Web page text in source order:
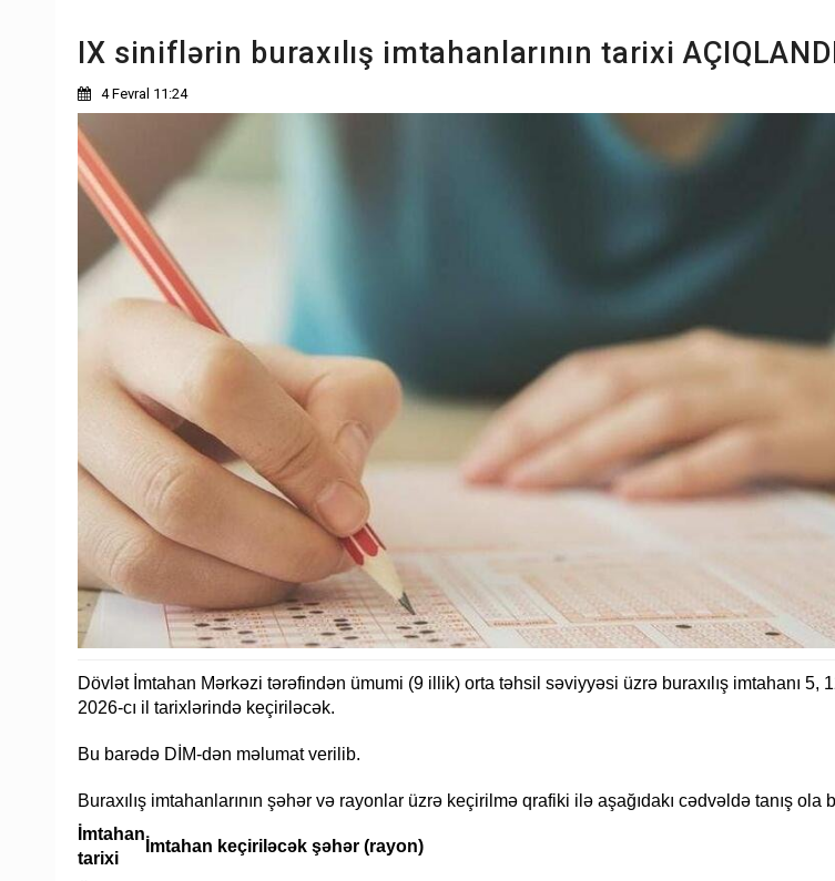
IX siniflərin buraxılış imtahanlarının tarixi AÇIQLANDI
4 Fevral 11:24
Dövlət İmtahan Mərkəzi tərəfindən ümumi (9 illik) orta təhsil səviyyəsi üzrə buraxılış imtahanı 5,
2026-cı il tarixlərində keçiriləcək.
Bu barədə DİM-dən məlumat verilib.
Buraxılış imtahanlarının şəhər və rayonlar üzrə keçirilmə qrafiki ilə aşağıdakı cədvəldə tanış ola
İmtahan
tarixi
İmtahan keçiriləcək şəhər (rayon)